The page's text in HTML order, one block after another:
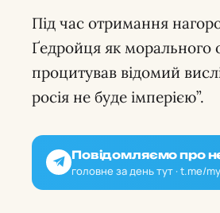
Під час отримання
Ґедройця як морального
процитував відомий
росія не буде імперією”.
Повідомляємо про
головне за день тут · t.me/